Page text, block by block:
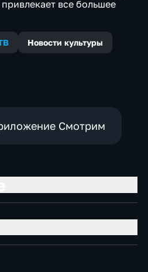
все большее
Новости культуры
Смотрим